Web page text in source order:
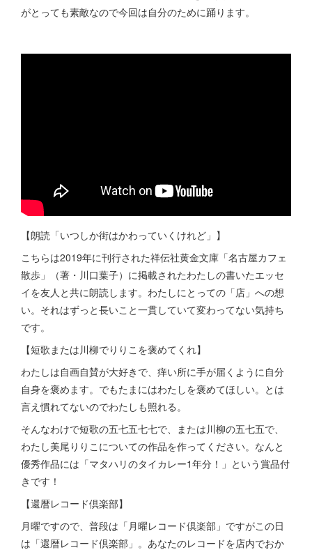
がとっても素敵なので今回は自分のために踊ります。
【朗読「いつしか街はかわっていくけれど」】
こちらは2019年に刊行された祥伝社黄金文庫「名古屋カフェ
散歩」（著・川口葉子）に掲載されたわたしの書いたエッセ
イを友人と共に朗読します。わたしにとっての「店」への想
い。それはずっと長いこと一貫していて変わってない気持ち
です。
【短歌または川柳でりりこを褒めてくれ】
わたしは自画自賛が大好きで、痒い所に手が届くように自分
自身を褒めます。でもたまにはわたしを褒めてほしい。とは
言え慣れてないのでわたしも照れる。
そんなわけで短歌の五七五七七で、または川柳の五七五で、
わたし美尾りりこについての作品を作ってください。なんと
優秀作品には「マタハリのタイカレー1年分！」という賞品付
きです！
【還暦レコード倶楽部】
月曜ですので、普段は「月曜レコード倶楽部」ですがこの日
は「還暦レコード倶楽部」。あなたのレコードを店内でおか